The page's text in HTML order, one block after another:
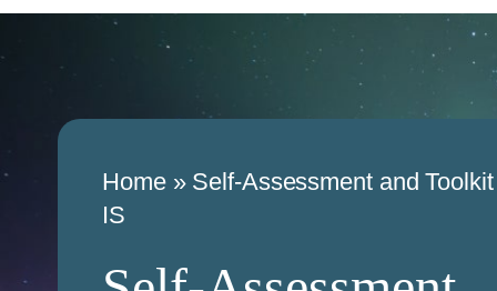
Home» Self-Assessment and
IS